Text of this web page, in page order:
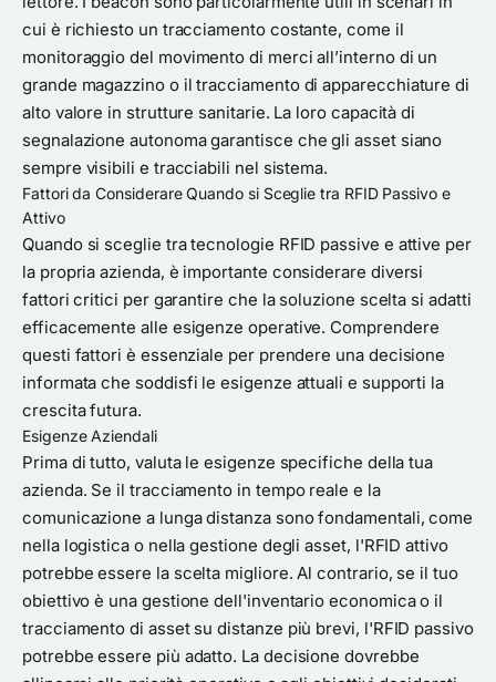
cui è richiesto un tracciamento costante, come il
monitoraggio del movimento di merci all’interno di un
grande magazzino o il tracciamento di apparecchiature di
alto valore in strutture sanitarie. La loro capacità di
segnalazione autonoma garantisce che gli asset siano
sempre visibili e tracciabili nel sistema.
Fattori da Considerare Quando si Sceglie tra RFID Passivo e
Attivo
Quando si sceglie tra tecnologie RFID passive e attive per
la propria azienda, è importante considerare diversi
fattori critici per garantire che la soluzione scelta si adatti
efficacemente alle esigenze operative. Comprendere
questi fattori è essenziale per prendere una decisione
informata che soddisfi le esigenze attuali e supporti la
crescita futura.
Esigenze Aziendali
Prima di tutto, valuta le esigenze specifiche della tua
azienda. Se il tracciamento in tempo reale e la
comunicazione a lunga distanza sono fondamentali, come
nella logistica o nella gestione degli asset, l'RFID attivo
potrebbe essere la scelta migliore. Al contrario, se il tuo
obiettivo è una gestione dell'inventario economica o il
tracciamento di asset su distanze più brevi, l'RFID passivo
potrebbe essere più adatto. La decisione dovrebbe